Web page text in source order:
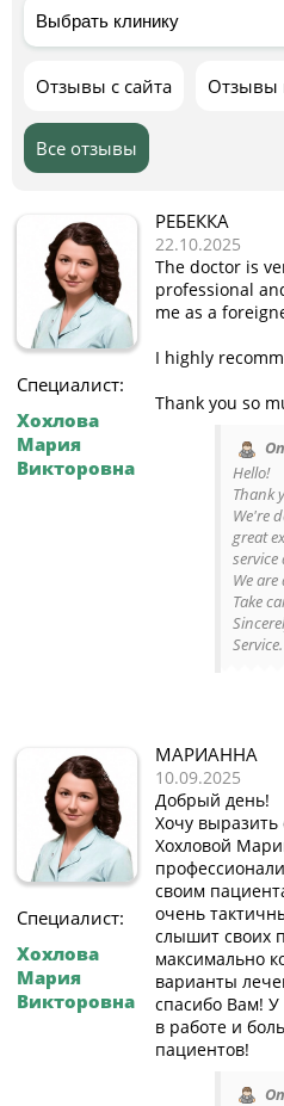
Отзывы с сайта Отзывы
Все отзывы
Специалист:
Хохлова
Мария
Викторовна
РЕБЕККА
22.10.2025
The doctor is
professional
me as a
I highly
Thank you so
Hello!
Thank
We're
great
We
Take
Service.
Специалист:
Хохлова
Мария
Викторовна
МАРИАННА
10.09.2025
Добрый день!
Хочу выразить
Хохловой
своим
очень
слышит своих
максимально
варианты
спасибо Вам! У
в работе и
пациентов!